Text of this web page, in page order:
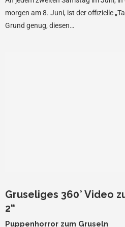
morgen am 8. Juni, ist der offizielle
Grund genug, diesen…
Gruseliges 360° Video
2“
Puppenhorror zum Gruseln